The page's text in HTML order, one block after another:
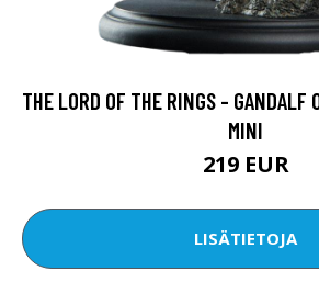
THE LORD OF THE RINGS - GANDALF
MINI
219 EUR
LISÄTIETOJA